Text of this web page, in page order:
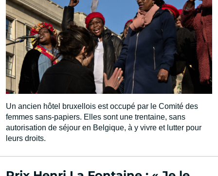
Un ancien hôtel bruxellois est occupé par le Comité des
femmes sans-papiers. Elles sont une trentaine, sans
autorisation de séjour en Belgique, à y vivre et lutter pour
leurs droits.